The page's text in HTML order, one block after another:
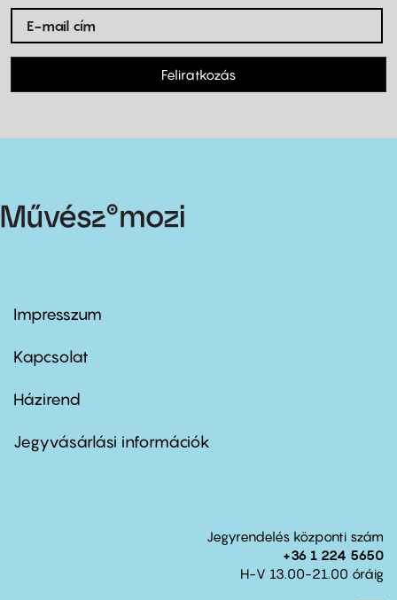
Feliratkozás
Footer
first
Impresszum
Kapcsolat
Footer
second
Házirend
Jegyvásárlási információk
Jegyrendelés központi szám
+36 1 224 5650
H-V 13.00-21.00 óráig